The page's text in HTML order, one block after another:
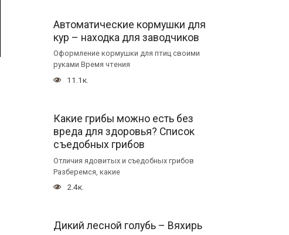
Автоматические кормушки для
кур – находка для заводчиков
Оформление кормушки для птиц своими
руками Время чтения
11.1к.
Какие грибы можно есть без
вреда для здоровья? Список
съедобных грибов
Отличия ядовитых и съедобных грибов
Разберемся, какие
2.4к.
Дикий лесной голубь – Вяхирь